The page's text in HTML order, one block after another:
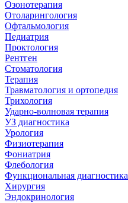
Озонотерапия
Отоларингология
Офтальмология
Педиатрия
Проктология
Рентген
Стоматология
Терапия
Травматология и ортопедия
Трихология
Ударно-волновая терапия
УЗ диагностика
Урология
Физиотерапия
Фониатрия
Флебология
Функциональная диагностика
Хирургия
Эндокринология